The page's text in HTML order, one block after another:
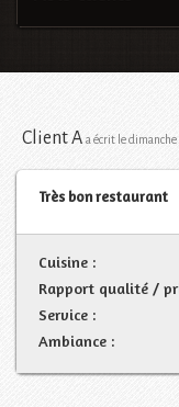
Client A a écrit le
Très bon restaurant
Cuisine :
Rapport qualité /
Service :
Ambiance :